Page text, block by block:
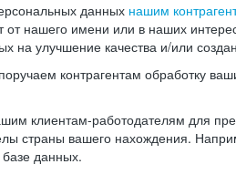
данных нашим
от нашего имени или в наших
на улучшение качества и/или
контрагентам обработку
клиентам-работодателям для
страны вашего нахождения.
данных.